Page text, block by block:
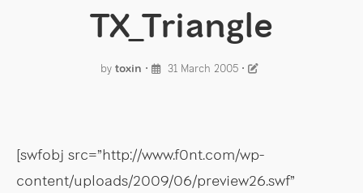
TX_Triangle
bytoxin • 31 March 2005 •
[swfobj src=”http://www.f0nt.com/wp-
content/uploads/2009/06/preview26.swf”